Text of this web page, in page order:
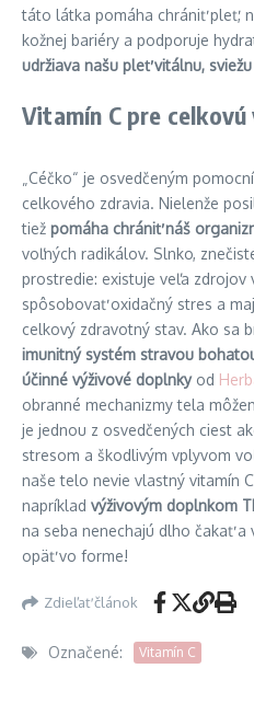
táto látka pomáha chrániť pleť,
kožnej bariéry a podporuje
udržiava našu pleť vitálnu,
Vitamín C pre
„Céčko“ je osvedčeným
celkového zdravia. Nielenže
tiež pomáha chrániť náš
voľných radikálov. Slnko,
prostredie: existuje veľa zdrojov
spôsobovať oxidačný stres a
celkový zdravotný stav. Ako sa
imunitný systém stravou
účinné výživové doplnkyod
obranné mechanizmy tela
je jednou z osvedčených ciest
stresom a škodlivým vplyvom
naše telo nevie vlastný vitamín
napríklad výživovým doplnkom
na seba nenechajú dlho čakať
opäť vo forme!
Zdieľať článok
Označené: Vitamín C